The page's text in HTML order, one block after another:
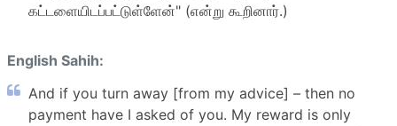
கட்டளையிடப்பட்டுள்ளேன்" (என்று கூறினார்.)
English Sahih:
And if you turn away [from my advice] – then no
payment have I asked of you. My reward is only